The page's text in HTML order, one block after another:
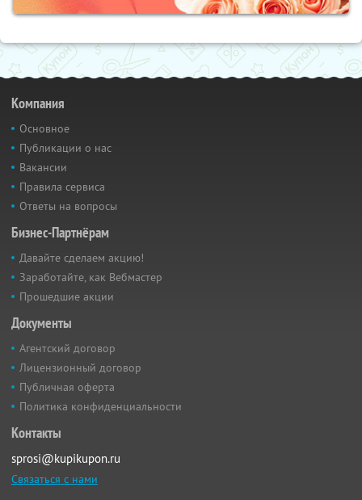
Компания
Основное
Публикации о нас
Вакансии
Правила сервиса
Ответы на вопросы
Бизнес-Партнёрам
Давайте сделаем акцию!
Заработайте, как Вебмастер
Прошедшие акции
Документы
Агентский договор
Лицензионный договор
Публичная оферта
Политика конфиденциальности
Контакты
sprosi@kupikupon.ru
Связаться с нами